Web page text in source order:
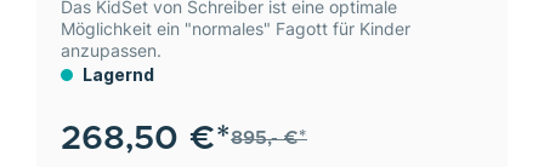
Das KidSet von Schreiber ist eine optimale
Möglichkeit ein "normales" Fagott für Kinder
anzupassen.
Lagernd
268,50 €*895,- €*